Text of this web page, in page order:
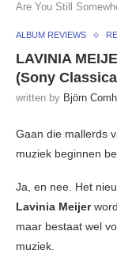
Are You Still
ALBUM REVIEWS
LAVINIA
(Sony
written by Björn
Gaan die mallerds
muziek beginnen
Ja, en nee. Het
Lavinia Meijer
maar bestaat wel
muziek.